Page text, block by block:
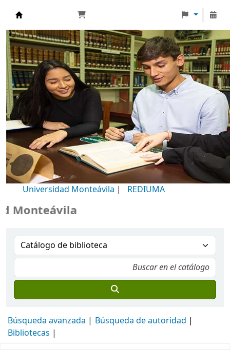
Biblioteca Universidad Monteávila
Universidad Monteávila | REDIUMA
Búsqueda avanzada
Búsqueda de autoridad
Bibliotecas